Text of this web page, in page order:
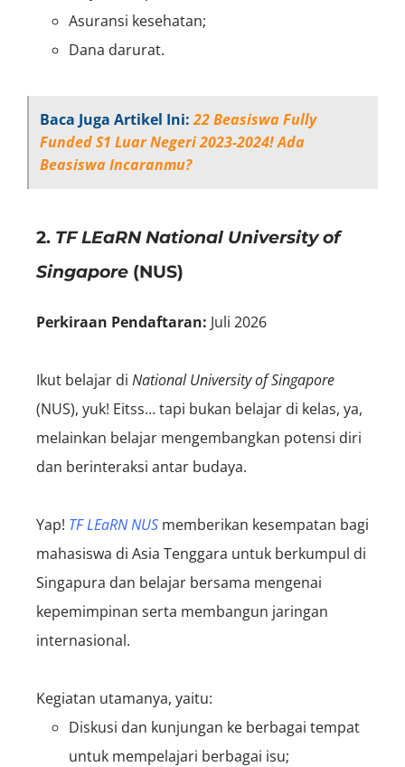
Asuransi kesehatan;
Dana darurat.
Baca Juga Artikel Ini:22 Beasiswa Fully
Funded S1 Luar Negeri 2023-2024! Ada
Beasiswa Incaranmu?
2. TF LEaRN National University of
Singapore (NUS)
Perkiraan Pendaftaran: Juli 2026
Ikut belajar di National University of Singapore
(NUS), yuk! Eitss… tapi bukan belajar di kelas, ya,
melainkan belajar mengembangkan potensi diri
dan berinteraksi antar budaya.
Yap! TF LEaRN NUS memberikan kesempatan bagi
mahasiswa di Asia Tenggara untuk berkumpul di
Singapura dan belajar bersama mengenai
kepemimpinan serta membangun jaringan
internasional.
Kegiatan utamanya, yaitu:
Diskusi dan kunjungan ke berbagai tempat
untuk mempelajari berbagai isu;